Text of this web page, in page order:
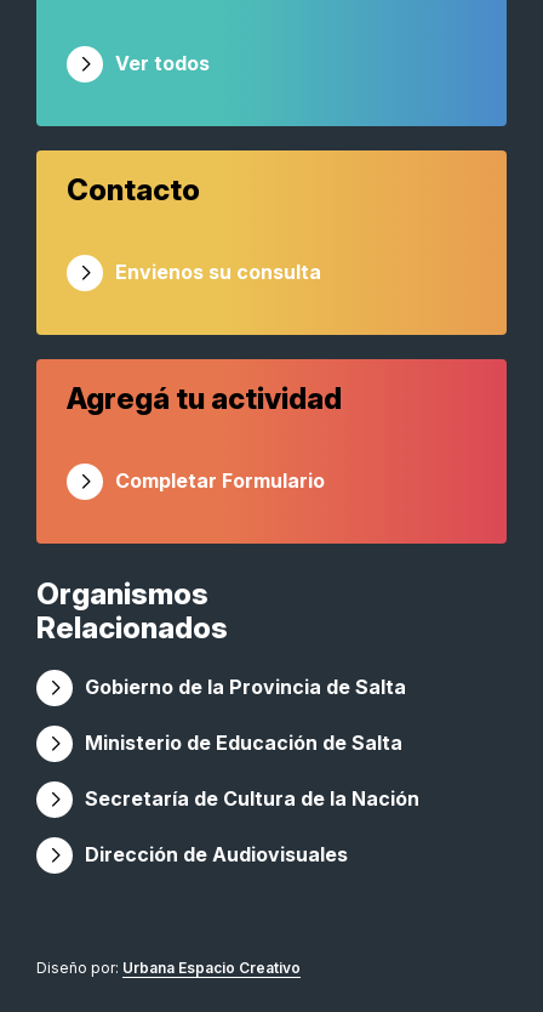
Organismos
Relacionados
Gobierno de la Provincia de Salta
Ministerio de Educación de Salta
Secretaría de Cultura de la Nación
Dirección de Audiovisuales
Ver todos
Contacto
Envienos su consulta
Agregá tu actividad
Completar Formulario
Diseño por: Urbana Espacio Creativo